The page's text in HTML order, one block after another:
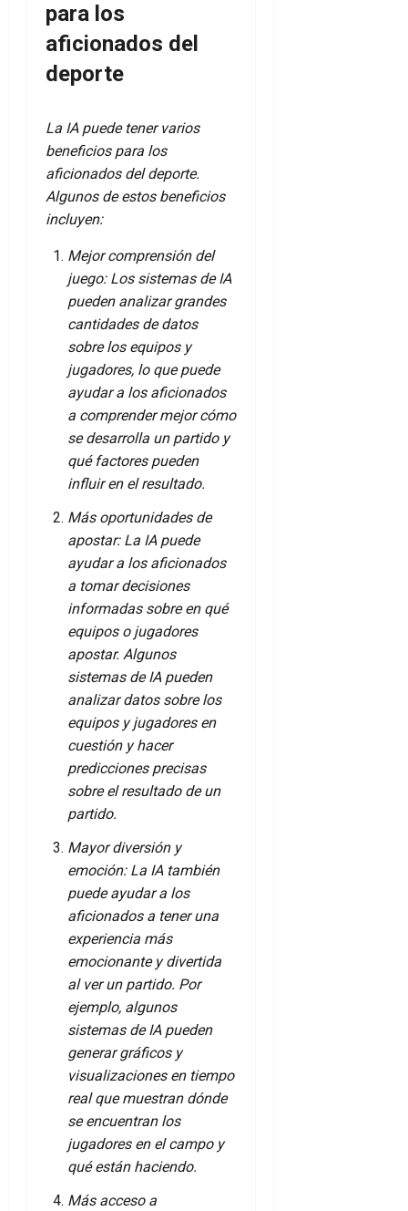
para los
aficionados del
deporte
La IA puede tener varios
beneficios para los
aficionados del deporte.
Algunos de estos beneficios
incluyen:
Mejor comprensión del
juego: Los sistemas de IA
pueden analizar grandes
cantidades de datos
sobre los equipos y
jugadores, lo que puede
ayudar a los aficionados
a comprender mejor cómo
se desarrolla un partido y
qué factores pueden
influir en el resultado.
Más oportunidades de
apostar: La IA puede
ayudar a los aficionados
a tomar decisiones
informadas sobre en qué
equipos o jugadores
apostar. Algunos
sistemas de IA pueden
analizar datos sobre los
equipos y jugadores en
cuestión y hacer
predicciones precisas
sobre el resultado de un
partido.
Mayor diversión y
emoción: La IA también
puede ayudar a los
aficionados a tener una
experiencia más
emocionante y divertida
al ver un partido. Por
ejemplo, algunos
sistemas de IA pueden
generar gráficos y
visualizaciones en tiempo
real que muestran dónde
se encuentran los
jugadores en el campo y
qué están haciendo.
Más acceso a